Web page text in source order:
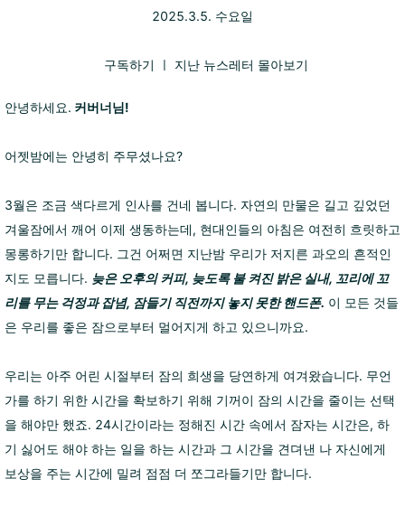
2025.3.5. 수요일
구독하기 ㅣ 지난 뉴스레터 몰아보기
안녕하세요. 커버너님!
어젯밤에는 안녕히 주무셨나요?
3월은 조금 색다르게 인사를 건네 봅니다. 자연의 만물은 길고 깊었던
겨울잠에서 깨어 이제 생동하는데, 현대인들의 아침은 여전히 흐릿하고
몽롱하기만 합니다. 그건 어쩌면 지난밤 우리가 저지른 과오의 흔적인
지도 모릅니다. 늦은 오후의 커피, 늦도록 불 켜진 밝은 실내, 꼬리에 꼬
리를 무는 걱정과 잡념, 잠들기 직전까지 놓지 못한 핸드폰. 이 모든 것들
은 우리를 좋은 잠으로부터 멀어지게 하고 있으니까요.
우리는 아주 어린 시절부터 잠의 희생을 당연하게 여겨왔습니다. 무언
가를 하기 위한 시간을 확보하기 위해 기꺼이 잠의 시간을 줄이는 선택
을 해야만 했죠. 24시간이라는 정해진 시간 속에서 잠자는 시간은, 하
기 싫어도 해야 하는 일을 하는 시간과 그 시간을 견뎌낸 나 자신에게
보상을 주는 시간에 밀려 점점 더 쪼그라들기만 합니다.